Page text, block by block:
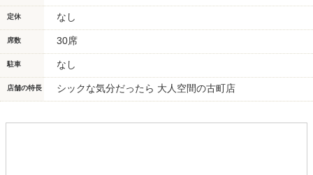
定休 なし
席数 30席
駐車 なし
店舗の特長 シックな気分だったら 大人空間の古町店